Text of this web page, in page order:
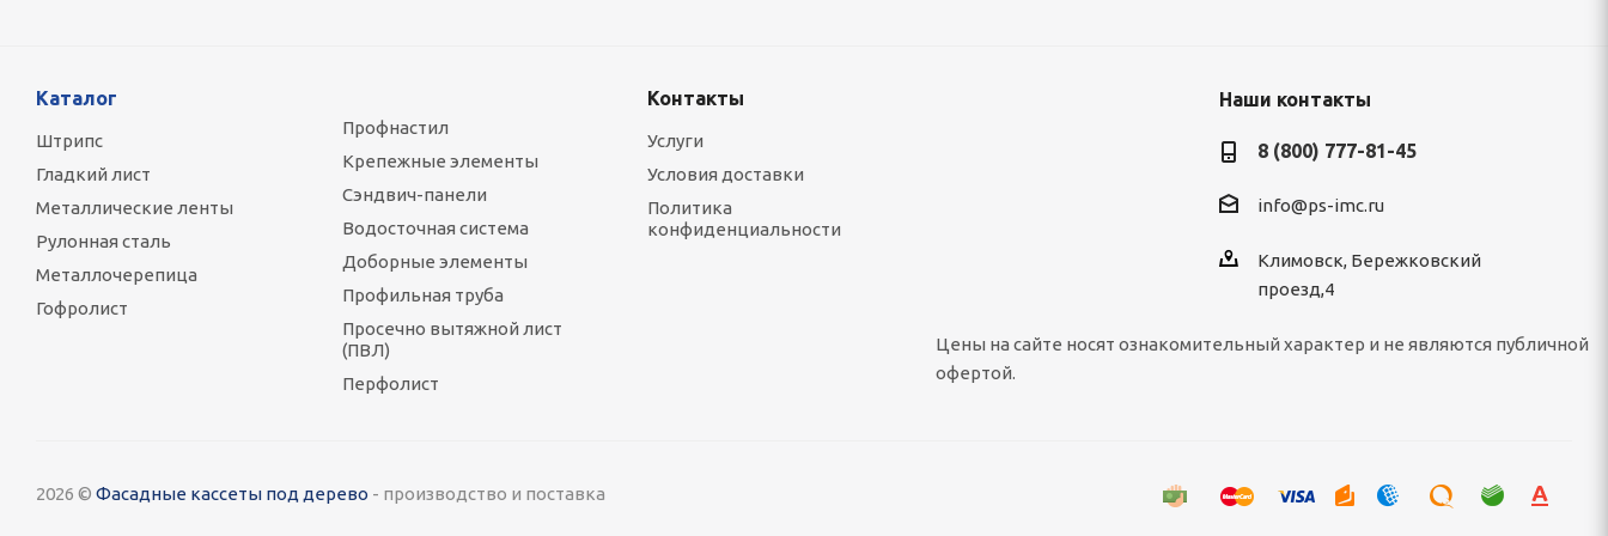
Каталог
Штрипс
Гладкий лист
Металлические ленты
Рулонная сталь
Металлочерепица
Гофролист
Профнастил
Крепежные элементы
Сэндвич-панели
Водосточная система
Доборные элементы
Профильная труба
Просечно вытяжной лист
(ПВЛ)
Перфолист
Контакты
Услуги
Условия доставки
Политика
конфиденциальности
Наши контакты
8 (800) 777-81-45
info@ps-imc.ru
Климовск, Бережковский
проезд,4
Цены на сайте носят ознакомительный характер и не являются публичной
офертой.
2026 © Фасадные кассеты под дерево - производство и поставка